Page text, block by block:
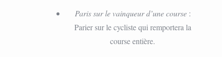
Paris sur le vainqueur d’une course:
Parier sur le cycliste qui remportera la
course entière.